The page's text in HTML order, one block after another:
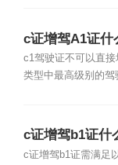
c证增驾A1证什
c1驾驶证不可以直
类型中最高级别的驾
c证增驾b1证什
c证增驾b1证需满足